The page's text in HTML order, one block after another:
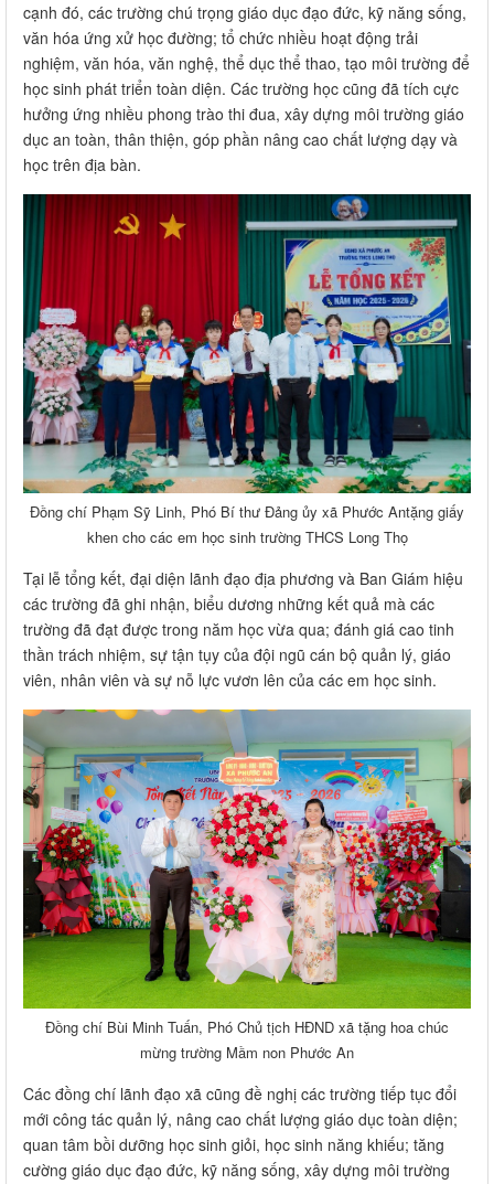
cạnh đó, các trường chú trọng giáo dục đạo đức, kỹ năng sống,
văn hóa ứng xử học đường; tổ chức nhiều hoạt động trải
nghiệm, văn hóa, văn nghệ, thể dục thể thao, tạo môi trường để
học sinh phát triển toàn diện. Các trường học cũng đã tích cực
hưởng ứng nhiều phong trào thi đua, xây dựng môi trường giáo
dục an toàn, thân thiện, góp phần nâng cao chất lượng dạy và
học trên địa bàn.
Đồng chí Phạm Sỹ Linh, Phó Bí thư Đảng ủy xã Phước Antặng giấy
khen cho các em học sinh trường THCS Long Thọ
Tại lễ tổng kết, đại diện lãnh đạo địa phương và Ban Giám hiệu
các trường đã ghi nhận, biểu dương những kết quả mà các
trường đã đạt được trong năm học vừa qua; đánh giá cao tinh
thần trách nhiệm, sự tận tụy của đội ngũ cán bộ quản lý, giáo
viên, nhân viên và sự nỗ lực vươn lên của các em học sinh.
Đồng chí Bùi Minh Tuấn, Phó Chủ tịch HĐND xã tặng hoa chúc
mừng trường Mầm non Phước An
Các đồng chí lãnh đạo xã cũng đề nghị các trường tiếp tục đổi
mới công tác quản lý, nâng cao chất lượng giáo dục toàn diện;
quan tâm bồi dưỡng học sinh giỏi, học sinh năng khiếu; tăng
cường giáo dục đạo đức, kỹ năng sống, xây dựng môi trường